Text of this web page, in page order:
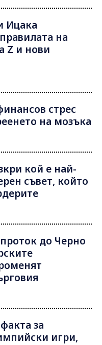
Ицака
на
Z и нови
стрес
на мозъка
кой е най-
съвет, който
до Черно
за
игри,